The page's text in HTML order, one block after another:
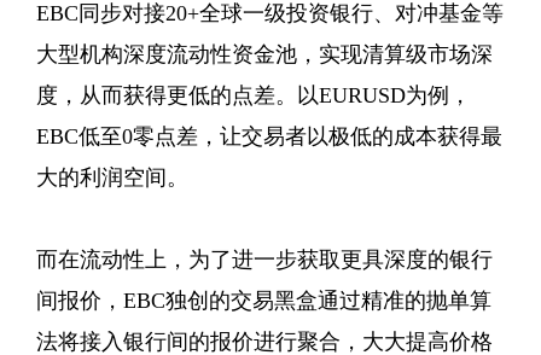
EBC同步对接20+全球一级投资银行、对冲基金等
大型机构深度流动性资金池，实现清算级市场深
度，从而获得更低的点差。以EURUSD为例，
EBC低至0零点差，让交易者以极低的成本获得最
大的利润空间。
而在流动性上，为了进一步获取更具深度的银行
间报价，EBC独创的交易黑盒通过精准的抛单算
法将接入银行间的报价进行聚合，大大提高价格